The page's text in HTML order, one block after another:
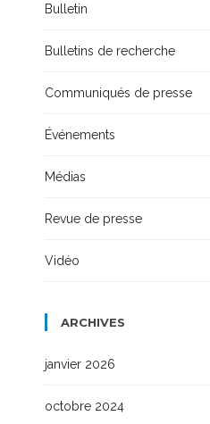
Bulletin
Bulletins de recherche
Communiqués de presse
Événements
Médias
Revue de presse
Vidéo
ARCHIVES
janvier 2026
octobre 2024